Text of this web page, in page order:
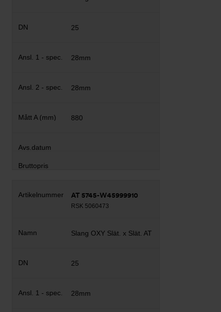
25
28mm
28mm
880
AT 5745-W45999910
RSK 5060473
Slang OXY Slät. x Slät. AT
25
28mm